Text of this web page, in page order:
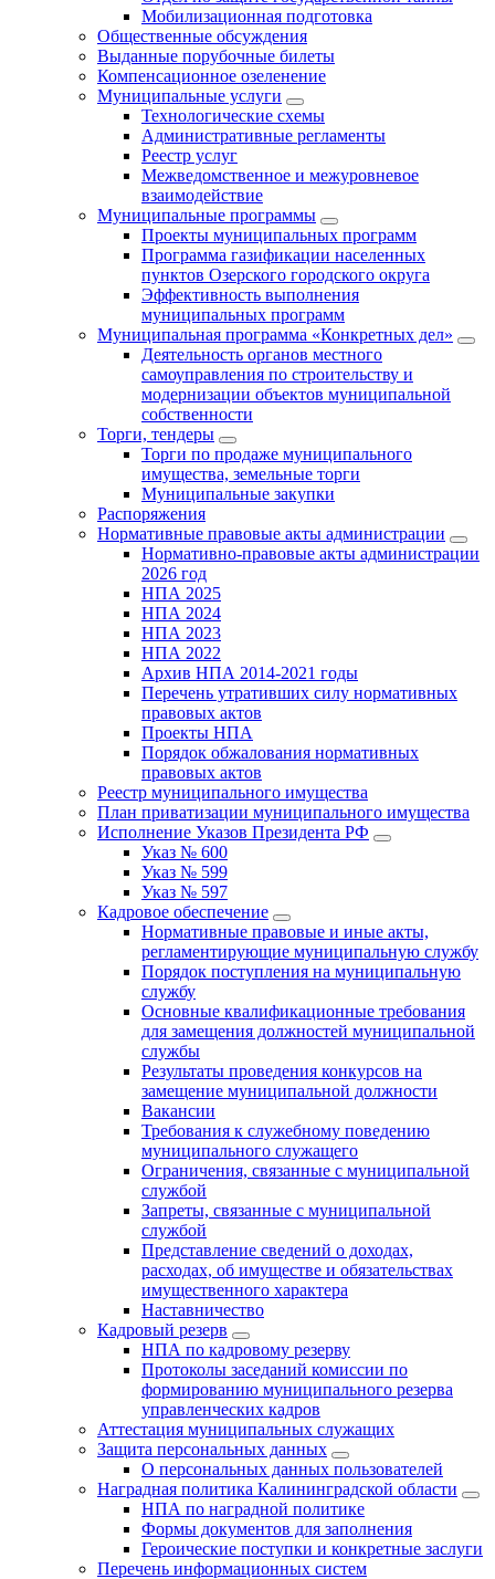
Мобилизационная подготовка
Общественные обсуждения
Выданные порубочные билеты
Компенсационное озеленение
Муниципальные услуги
Технологические схемы
Административные регламенты
Реестр услуг
Межведомственное и межуровневое
взаимодействие
Муниципальные программы
Проекты муниципальных программ
Программа газификации населенных
пунктов Озерского городского округа
Эффективность выполнения
муниципальных программ
Муниципальная программа «Конкретных дел»
Деятельность органов местного
самоуправления по строительству и
модернизации объектов муниципальной
собственности
Торги, тендеры
Торги по продаже муниципального
имущества, земельные торги
Муниципальные закупки
Распоряжения
Нормативные правовые акты администрации
Нормативно-правовые акты администрации
2026 год
НПА 2025
НПА 2024
НПА 2023
НПА 2022
Архив НПА 2014-2021 годы
Перечень утративших силу нормативных
правовых актов
Проекты НПА
Порядок обжалования нормативных
правовых актов
Реестр муниципального имущества
План приватизации муниципального имущества
Исполнение Указов Президента РФ
Указ № 600
Указ № 599
Указ № 597
Кадровое обеспечение
Нормативные правовые и иные акты,
регламентирующие муниципальную службу
Порядок поступления на муниципальную
службу
Основные квалификационные требования
для замещения должностей муниципальной
службы
Результаты проведения конкурсов на
замещение муниципальной должности
Вакансии
Требования к служебному поведению
муниципального служащего
Ограничения, связанные с муниципальной
службой
Запреты, связанные с муниципальной
службой
Представление сведений о доходах,
расходах, об имуществе и обязательствах
имущественного характера
Наставничество
Кадровый резерв
НПА по кадровому резерву
Протоколы заседаний комиссии по
формированию муниципального резерва
управленческих кадров
Аттестация муниципальных служащих
Защита персональных данных
О персональных данных пользователей
Наградная политика Калининградской области
НПА по наградной политике
Формы документов для заполнения
Героические поступки и конкретные заслуги
Перечень информационных систем